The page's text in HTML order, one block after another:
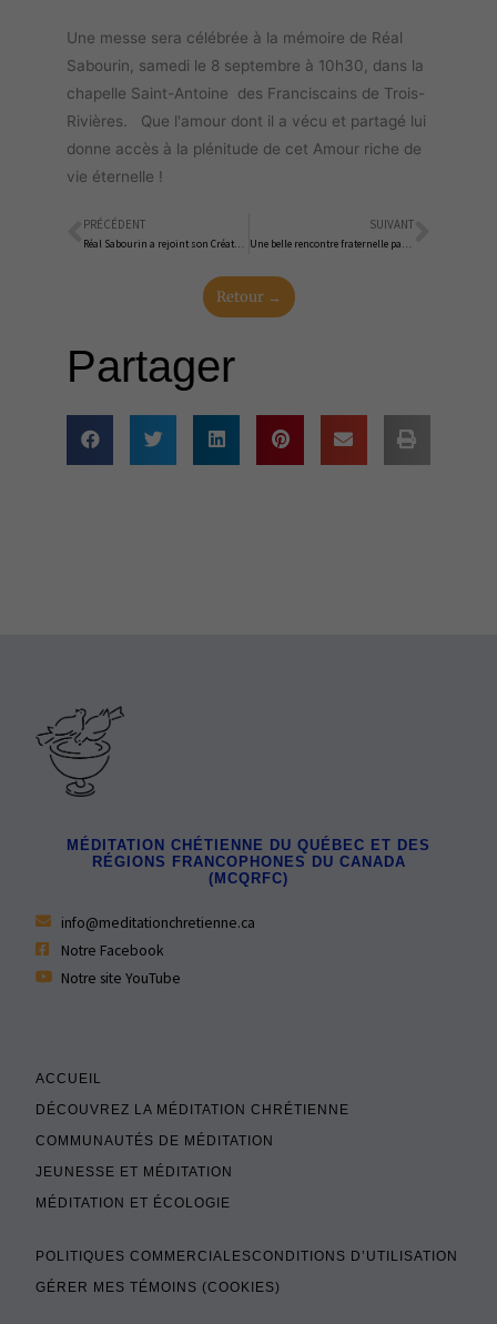
Une messe sera célébrée à la mémoire de Réal
Sabourin, samedi le 8 septembre à 10h30, dans la
chapelle Saint-Antoine des Franciscains de Trois-
Rivières. Que l'amour dont il a vécu et partagé lui
donne accès à la plénitude de cet Amour riche de
vie éternelle !
Précédent
PRÉCÉDENT
Réal Sabourin a rejoint son Créateur
SUIVANT
Une belle rencontre fraternelle par un beau dimanche de juin
Retour →
Partager
MÉDITATION CHÉTIENNE DU QUÉBEC ET DES
RÉGIONS FRANCOPHONES DU CANADA
(MCQRFC)
info@meditationchretienne.ca
Notre Facebook
Notre site YouTube
ACCUEIL
DÉCOUVREZ LA MÉDITATION CHRÉTIENNE
COMMUNAUTÉS DE MÉDITATION
JEUNESSE ET MÉDITATION
MÉDITATION ET ÉCOLOGIE
POLITIQUES COMMERCIALESCONDITIONS D’UTILISATION
GÉRER MES TÉMOINS (COOKIES)